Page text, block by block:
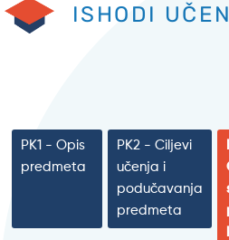
ISHODI
PK1 - Opis
predmeta
PK2 - Ciljevi
učenja i
podučavanja
predmeta